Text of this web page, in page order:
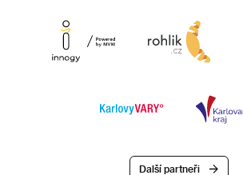
Další partneři